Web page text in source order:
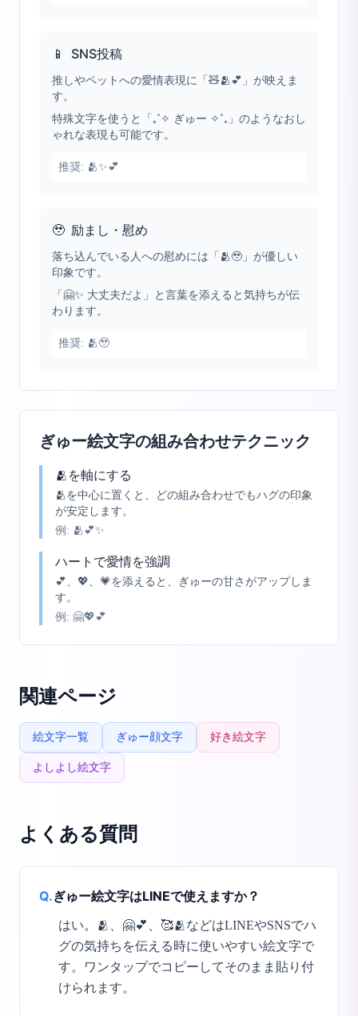
📱 SNS投稿
推しやペットへの愛情表現に「🧸🫂💕」が映えま
す。
特殊文字を使うと「₊˚✧ ぎゅー ✧˚₊」のようなおし
ゃれな表現も可能です。
推奨: 🫂✨💕
🥹 励まし・慰め
落ち込んでいる人への慰めには「🫂🥹」が優しい
印象です。
「🤗✨ 大丈夫だよ」と言葉を添えると気持ちが伝
わります。
推奨: 🫂🥹
ぎゅー絵文字の組み合わせテクニック
🫂を軸にする
🫂を中心に置くと、どの組み合わせでもハグの印象
が安定します。
例: 🫂💕✨
ハートで愛情を強調
💕、💖、💗を添えると、ぎゅーの甘さがアップしま
す。
例: 🤗💖💕
関連ページ
絵文字一覧 ぎゅー顔文字 好き絵文字
よしよし絵文字
よくある質問
Q.ぎゅー絵文字はLINEで使えますか？
はい。🫂、🤗💕、🥰🫂などはLINEやSNSでハ
グの気持ちを伝える時に使いやすい絵文字で
す。ワンタップでコピーしてそのまま貼り付
けられます。